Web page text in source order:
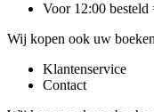
Voor 12:00 besteld
Wij kopen ook uw
Klantenservice
Contact